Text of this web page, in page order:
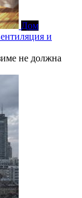
Дом
и
не должна